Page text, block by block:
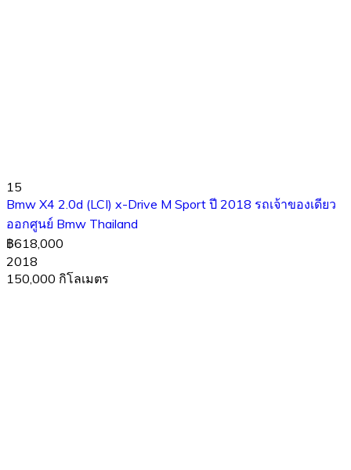
15
Bmw X4 2.0d (LCI) x-Drive M Sport ปี 2018 รถเจ้าของเดียว
ออกศูนย์ Bmw Thailand
฿618,000
2018
150,000 กิโลเมตร